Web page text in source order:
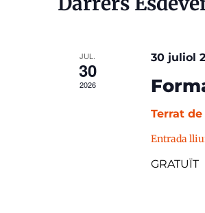
JUL.
30
2026
30 juliol
Terrat
Entrada
GRATUÏT